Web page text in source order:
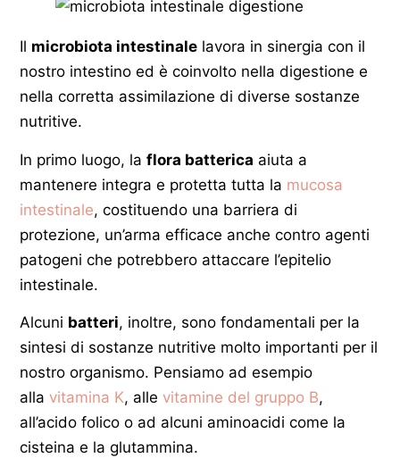
Il microbiota intestinale lavora in sinergia con il
nostro intestino ed è coinvolto nella digestione e
nella corretta assimilazione di diverse sostanze
nutritive.
In primo luogo, la flora batterica aiuta a
mantenere integra e protetta tutta la mucosa
intestinale, costituendo una barriera di
protezione, un’arma efficace anche contro agenti
patogeni che potrebbero attaccare l’epitelio
intestinale.
Alcuni batteri, inoltre, sono fondamentali per la
sintesi di sostanze nutritive molto importanti per il
nostro organismo. Pensiamo ad esempio
alla vitamina K, alle vitamine del gruppo B,
all’acido folico o ad alcuni aminoacidi come la
cisteina e la glutammina.